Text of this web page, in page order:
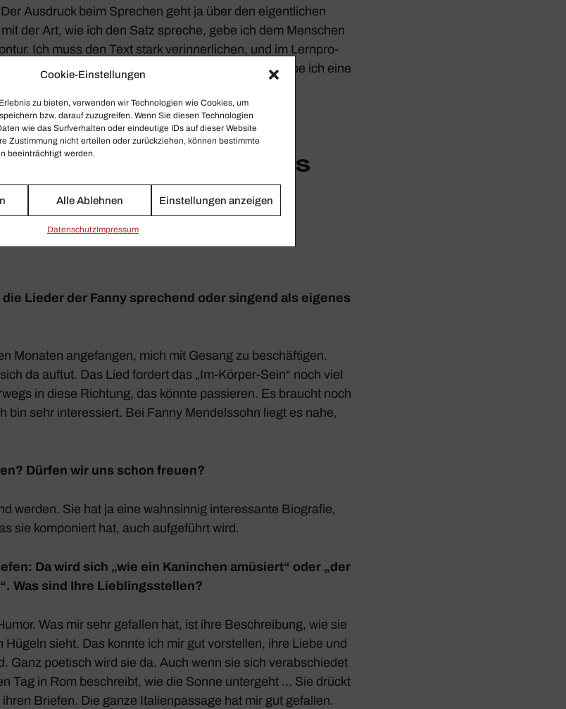
Cookie-Einstellungen
zu bieten, verwenden wir Technologien wie Cookies, um
bzw. darauf zuzugreifen. Wenn Sie diesen Technologien
wie das Surfverhalten oder eindeutige IDs auf dieser Website
Zustimmung nicht erteilen oder zurückziehen, können bestimmte
beeinträchtigt werden.
Alle Ablehnen Einstellungen anzeigen
Daten­schutzImpressum
Ausdruck beim Spre­chen geht ja über den eigent­li­chen
der Art, wie ich den Satz spreche, gebe ich dem Menschen
Ich muss den Text stark verin­ner­li­chen, und im Lern­pro­
dass ich das gut durch­ge­ar­beitet habe, habe ich eine
Spre­chen angeht. (lacht)
Lied fordert das
Körper-Sein noch
stärker.«
Lieder der Fanny spre­chend oder singend als eigenes
Monaten ange­fangen, mich mit Gesang zu beschäf­tigen.
da auftut. Das Lied fordert das „Im-Körper-Sein“ noch viel
in diese Rich­tung, das könnte passieren. Es braucht noch
bin sehr inter­es­siert. Bei Fanny Mendels­sohn liegt es nahe,
Dürfen wir uns schon freuen?
werden. Sie hat ja eine wahn­sinnig inter­es­sante Biografie,
sie kompo­niert hat, auch aufge­führt wird.
Da wird sich „wie ein Kanin­chen amüsiert“ oder „der
Was sind Ihre Lieb­lings­stellen?
Was mir sehr gefallen hat, ist ihre Beschrei­bung, wie sie
Hügeln sieht. Das konnte ich mir gut vorstellen, ihre Liebe und
Ganz poetisch wird sie da. Auch wenn sie sich verab­schiedet
Tag in Rom beschreibt, wie die Sonne unter­geht … Sie drückt
Briefen. Die ganze Itali­en­pas­sage hat mir gut gefallen.